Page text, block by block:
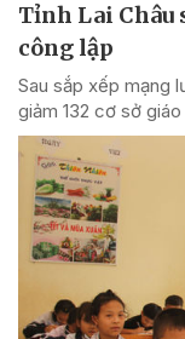
Tỉnh Lai Châu
công lập
Sau sắp xếp mạng
giảm 132 cơ sở